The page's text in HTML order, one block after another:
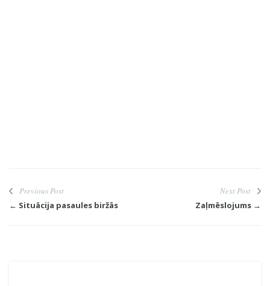
Previous Post
← Situācija pasaules biržās
Next Post
Zaļmēslojums →